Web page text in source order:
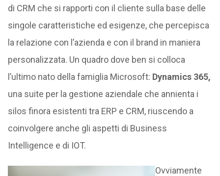
di CRM che si rapporti con il cliente sulla base delle
singole caratteristiche ed esigenze, che percepisca
la relazione con l’azienda e con il brand in maniera
personalizzata. Un quadro dove ben si colloca
l’ultimo nato della famiglia Microsoft: Dynamics 365,
una suite per la gestione aziendale che annienta i
silos finora esistenti tra ERP e CRM, riuscendo a
coinvolgere anche gli aspetti di Business
Intelligence e di IOT.
Ovviamente